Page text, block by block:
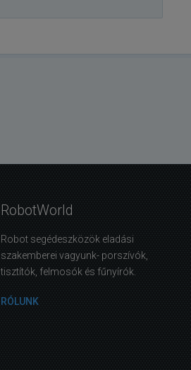
RobotWorld
Robot segédeszközök eladási
szakemberei vagyunk- porszívók,
tisztítók, felmosók és fűnyírók.
RÓLUNK